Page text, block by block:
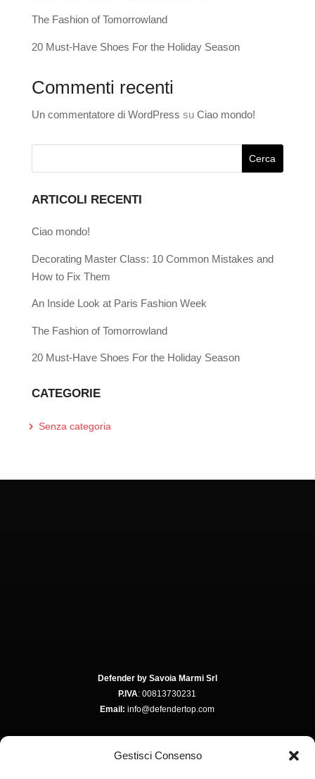
Gestisci Consenso
The Fashion of Tomorrowland
20 Must-Have Shoes For the Holiday Season
Commenti recenti
Un commentatore di WordPress su Ciao mondo!
ARTICOLI RECENTI
Ciao mondo!
Decorating Master Class: 10 Common Mistakes and
How to Fix Them
An Inside Look at Paris Fashion Week
The Fashion of Tomorrowland
20 Must-Have Shoes For the Holiday Season
CATEGORIE
Senza categoria
Defender by Savoia Marmi Srl
P.IVA: 00813730231
Email: info@defendertop.com